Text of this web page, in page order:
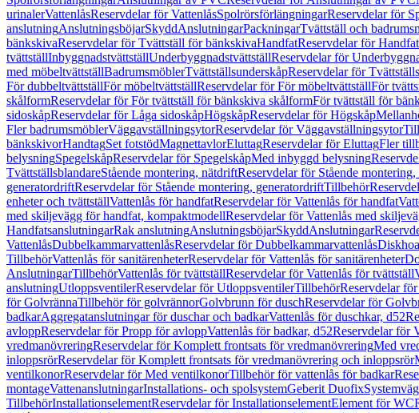
urinalerVattenlåsReservdelar för VattenlåsSpolrörsförlängningarReservdelar för
anslutningAnslutningsböjarSkyddAnslutningarPackningarTvättställ och
bänkskivaReservdelar för Tvättställ för bänkskivaHandfatReservdelar för Handfat
tvättställInbyggnadstvättställUnderbyggnadstvättställReservdelar för
med möbeltvättställBadrumsmöblerTvättställsunderskåpReservdelar för
För dubbeltvättställFör möbeltvättställReservdelar för För möbeltvättställFör
skålformReservdelar för För tvättställ för bänkskiva skålformFör tvättställ för
sidoskåpReservdelar för Låga sidoskåpHögskåpReservdelar för Högskåp
Fler badrumsmöblerVäggavställningsytorReservdelar för Väggavställningsytor
bänkskivorHandtagSet fotstödMagnettavlorEluttagReservdelar för EluttagFler
belysningSpegelskåpReservdelar för SpegelskåpMed inbyggd belysning
TvättställsblandareStående montering, nätdriftReservdelar för Stående
generatordriftReservdelar för Stående montering, generatordriftTillbehör
enheter och tvättställVattenlås för handfatReservdelar för Vattenlås för handfat
med skiljevägg för handfat, kompaktmodellReservdelar för Vattenlås med
HandfatsanslutningarRak anslutningAnslutningsböjarSkyddAnslutningar
VattenlåsDubbelkammarvattenlåsReservdelar för Dubbelkammarvattenlås
TillbehörVattenlås för sanitärenheterReservdelar för Vattenlås för sanitärenheter
AnslutningarTillbehörVattenlås för tvättställReservdelar för Vattenlås för tvättställ
anslutningUtloppsventilerReservdelar för UtloppsventilerTillbehörReservdelar
för GolvrännaTillbehör för golvrännorGolvbrunn för duschReservdelar för
badkarAggregatanslutningar för duschar och badkarVattenlås för duschkar, d52
avloppReservdelar för Propp för avloppVattenlås för badkar, d52Reservdelar för
vredmanövreringReservdelar för Komplett frontsats för vredmanövreringMed
inloppsrörReservdelar för Komplett frontsats för vredmanövrering och inloppsrör
ventilkonorReservdelar för Med ventilkonorTillbehör för vattenlås för badkar
montageVattenanslutningarInstallations- och spolsystemGeberit Duofix
TillbehörInstallationselementReservdelar för InstallationselementElement för WC